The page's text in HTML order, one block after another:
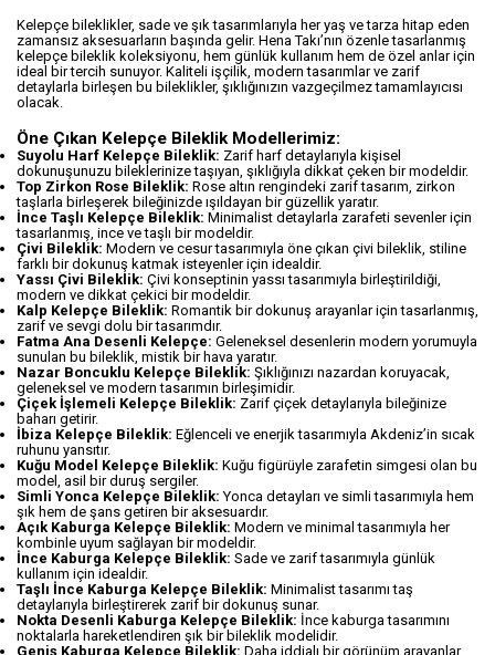
Kelepçe bileklikler, sade ve şık tasarımlarıyla her yaş ve tarza hitap eden
zamansız aksesuarların başında gelir. Hena Takı’nın özenle tasarlanmış
kelepçe bileklik koleksiyonu, hem günlük kullanım hem de özel anlar için
ideal bir tercih sunuyor. Kaliteli işçilik, modern tasarımlar ve zarif
detaylarla birleşen bu bileklikler, şıklığınızın vazgeçilmez tamamlayıcısı
olacak.
Öne Çıkan Kelepçe Bileklik Modellerimiz:
Suyolu Harf Kelepçe Bileklik: Zarif harf detaylarıyla kişisel
dokunuşunuzu bileklerinize taşıyan, şıklığıyla dikkat çeken bir modeldir.
Top Zirkon Rose Bileklik: Rose altın rengindeki zarif tasarım, zirkon
taşlarla birleşerek bileğinizde ışıldayan bir güzellik yaratır.
İnce Taşlı Kelepçe Bileklik: Minimalist detaylarla zarafeti sevenler için
tasarlanmış, ince ve taşlı bir modeldir.
Çivi Bileklik: Modern ve cesur tasarımıyla öne çıkan çivi bileklik, stiline
farklı bir dokunuş katmak isteyenler için idealdir.
Yassı Çivi Bileklik: Çivi konseptinin yassı tasarımıyla birleştirildiği,
modern ve dikkat çekici bir modeldir.
Kalp Kelepçe Bileklik: Romantik bir dokunuş arayanlar için tasarlanmış,
zarif ve sevgi dolu bir tasarımdır.
Fatma Ana Desenli Kelepçe: Geleneksel desenlerin modern yorumuyla
sunulan bu bileklik, mistik bir hava yaratır.
Nazar Boncuklu Kelepçe Bileklik: Şıklığınızı nazardan koruyacak,
geleneksel ve modern tasarımın birleşimidir.
Çiçek İşlemeli Kelepçe Bileklik: Zarif çiçek detaylarıyla bileğinize
baharı getirir.
İbiza Kelepçe Bileklik: Eğlenceli ve enerjik tasarımıyla Akdeniz’in sıcak
ruhunu yansıtır.
Kuğu Model Kelepçe Bileklik: Kuğu figürüyle zarafetin simgesi olan bu
model, asil bir duruş sergiler.
Simli Yonca Kelepçe Bileklik: Yonca detayları ve simli tasarımıyla hem
şık hem de şans getiren bir aksesuardır.
Açık Kaburga Kelepçe Bileklik: Modern ve minimal tasarımıyla her
kombinle uyum sağlayan bir modeldir.
İnce Kaburga Kelepçe Bileklik: Sade ve zarif tasarımıyla günlük
kullanım için idealdir.
Taşlı İnce Kaburga Kelepçe Bileklik: Minimalist tasarımı taş
detaylarıyla birleştirerek zarif bir dokunuş sunar.
Nokta Desenli Kaburga Kelepçe Bileklik: İnce kaburga tasarımını
noktalarla hareketlendiren şık bir bileklik modelidir.
Geniş Kaburga Kelepçe Bileklik: Daha iddialı bir görünüm arayanlar